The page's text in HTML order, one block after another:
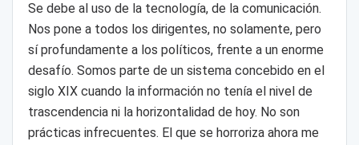
Se debe al uso de la tecnología, de la comunicación.
Nos pone a todos los dirigentes, no solamente, pero
sí profundamente a los políticos, frente a un enorme
desafío. Somos parte de un sistema concebido en el
siglo XIX cuando la información no tenía el nivel de
trascendencia ni la horizontalidad de hoy. No son
prácticas infrecuentes. El que se horroriza ahora me